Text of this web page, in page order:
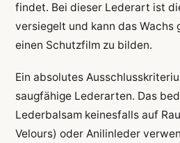
findet. Bei dieser Lederart ist
versiegelt und kann das Wachs
einen Schutzfilm zu bilden.
Ein absolutes
saugfähige Lederarten. Das
Lederbalsam keinesfalls auf
Velours) oder Anilinleder